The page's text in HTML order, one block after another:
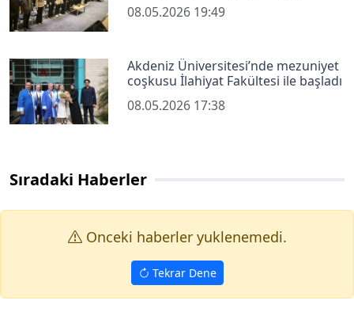
08.05.2026 19:49
Akdeniz Üniversitesi’nde mezuniyet
coşkusu İlahiyat Fakültesi ile başladı
08.05.2026 17:38
Sıradaki Haberler
Onceki haberler yuklenemedi.
Tekrar Dene